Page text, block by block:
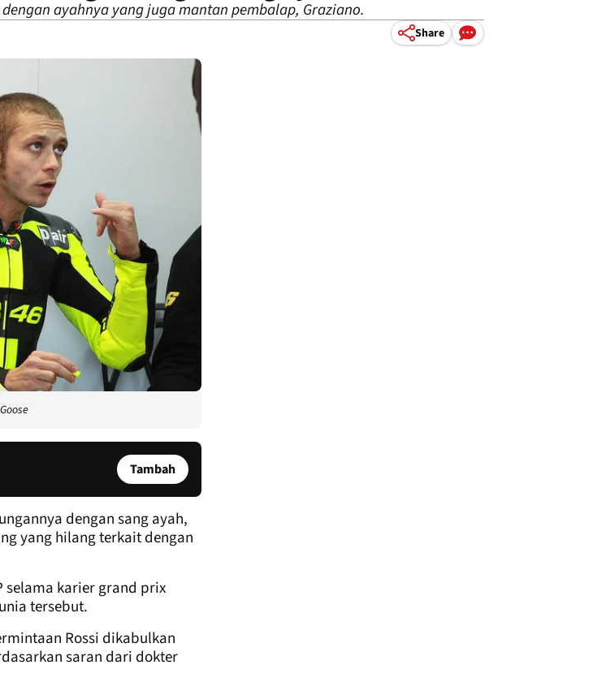
ayahnya yang juga mantan pembalap, Graziano.
Share
Tambah
dengan sang ayah,
yang hilang terkait dengan
selama karier grand prix
tersebut.
Rossi dikabulkan
saran dari dokter